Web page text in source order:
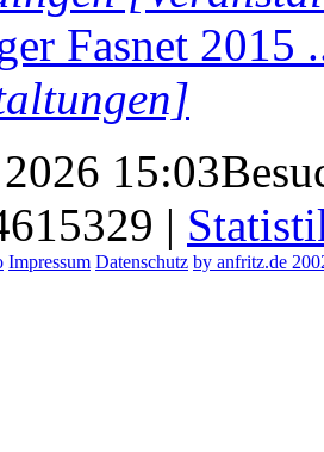
Fasnet 2015
15:03
|
Impressum Datenschutz by anfritz.de